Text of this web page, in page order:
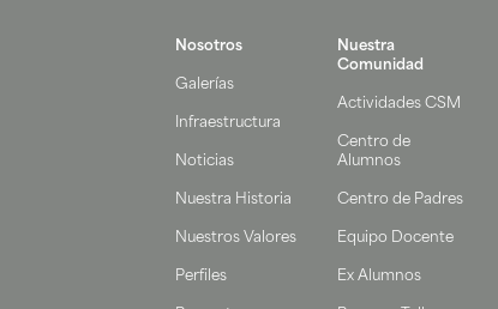
Nosotros
Galerías
Infraestructura
Noticias
Nuestra Historia
Nuestros Valores
Perfiles
Nuestra
Comunidad
Actividades CSM
Centro de
Alumnos
Centro de Padres
Equipo Docente
Ex Alumnos